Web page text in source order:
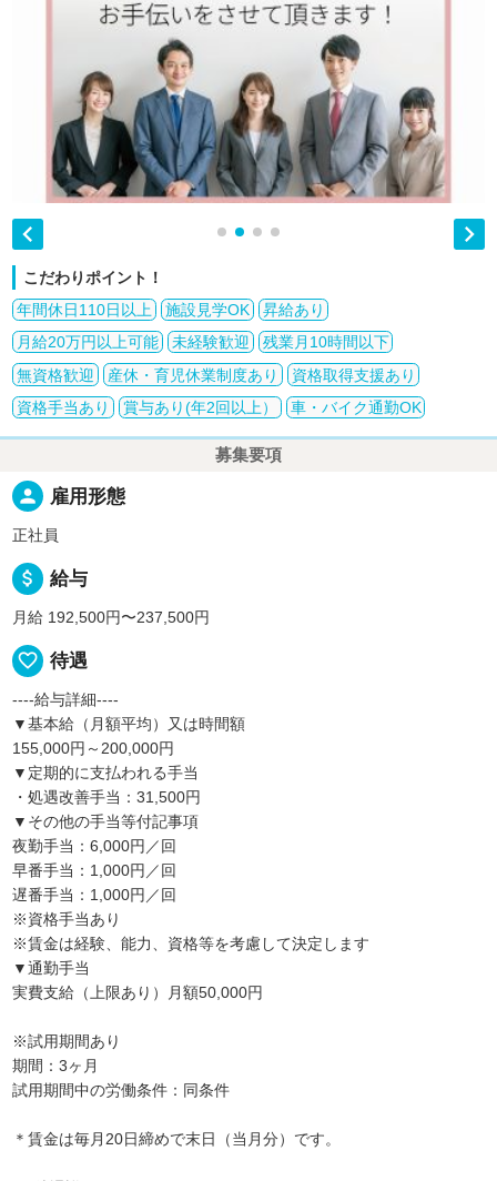
 
こだわりポイント！
年間休日110日以上
施設見学OK
昇給あり
月給20万円以上可能
未経験歓迎
残業月10時間以下
無資格歓迎
産休・育児休業制度あり
資格取得支援あり
資格手当あり
賞与あり(年2回以上） 車・バイク通勤OK
募集要項
person 雇用形態
正社員
attach_money 給与
月給 192,500円〜237,500円
favorite_border 待遇
----給与詳細----
▼基本給（月額平均）又は時間額
155,000円～200,000円
▼定期的に支払われる手当
・処遇改善手当：31,500円
▼その他の手当等付記事項
夜勤手当：6,000円／回
早番手当：1,000円／回
遅番手当：1,000円／回
※資格手当あり
※賃金は経験、能力、資格等を考慮して決定します
▼通勤手当
実費支給（上限あり）月額50,000円
※試用期間あり
期間：3ヶ月
試用期間中の労働条件：同条件
＊賃金は毎月20日締めで末日（当月分）です。